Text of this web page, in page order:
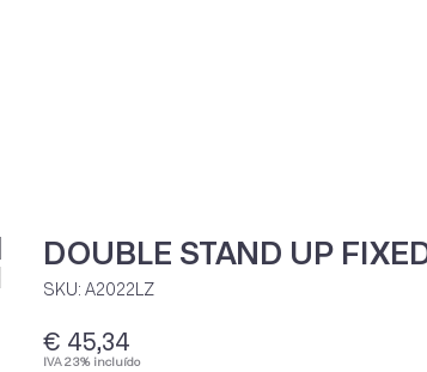
DOUBLE STAND UP
SKU: A2022LZ
€ 45,34
IVA 23% incluído